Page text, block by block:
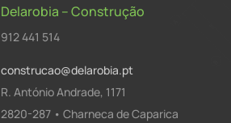
Delarobia – Construção
912 441 514
construcao@delarobia.pt
R. António Andrade, 1171
2820-287 • Charneca de Caparica